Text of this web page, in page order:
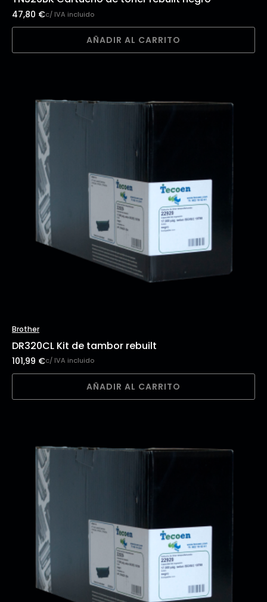
47,80 €c/ IVA incluido
AÑADIR AL CARRITO
Brother
DR320CL Kit de tambor rebuilt
101,99 €c/ IVA incluido
AÑADIR AL CARRITO